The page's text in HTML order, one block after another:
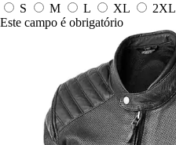
S
M L XL 2XL
Este campo é obrigatório